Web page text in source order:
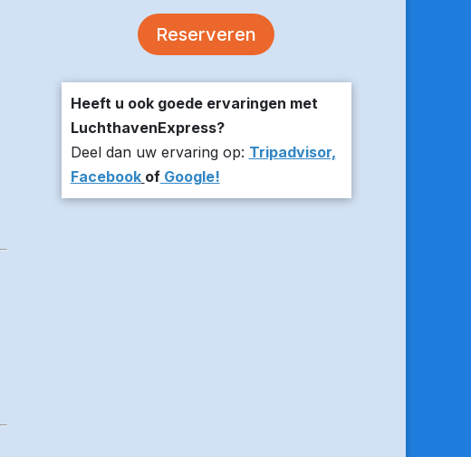
volgende keer zou ik weer hier
Reserveren
Heeft u ook goede ervaringen met
LuchthavenExpress?
Deel dan uw ervaring op: Tripadvisor,
Facebook ofGoogle!